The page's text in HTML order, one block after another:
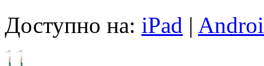
Доступно на: iPad |